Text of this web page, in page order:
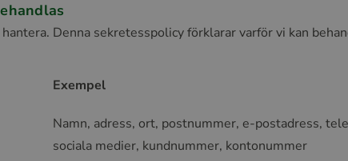
Denna sekretesspolicy förklarar varför vi kan
Exempel
Namn, adress, ort, postnummer, e-postadress,
sociala medier, kundnummer, kontonummer